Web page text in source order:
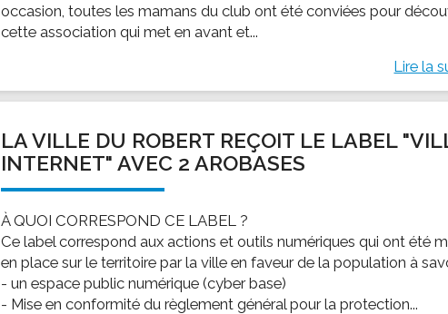
occasion, toutes les mamans du club ont été conviées pour
cette association qui met en avant et...
Lire la
LA VILLE DU ROBERT REÇOIT LE LABEL
INTERNET" AVEC 2 AROBASES
À QUOI CORRESPOND CE LABEL ?
Ce label correspond aux actions et outils numériques qui ont été
en place sur le territoire par la ville en faveur de la population à
- un espace public numérique (cyber base)
- Mise en conformité du règlement général pour la protection...